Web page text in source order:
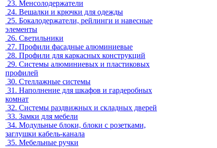
23. Менсолодержатели
24. Вешалки и крючки для одежды
25. Бокалодержатели, рейлинги и навесные
элементы
26. Светильники
27. Профили фасадные алюминиевые
28. Профили для каркасных конструкций
29. Системы алюминиевых и пластиковых
профилей
30. Стеллажные системы
31. Наполнение для шкафов и гардеробных
комнат
32. Системы раздвижных и складных дверей
33. Замки для мебели
34. Модульные блоки, блоки с розетками,
заглушки кабель-канала
35. Мебельные ручки